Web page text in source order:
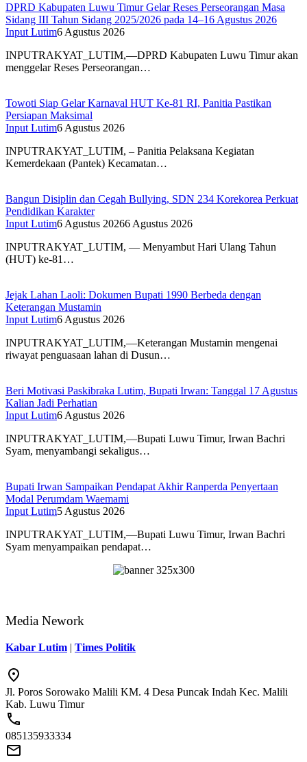
DPRD Kabupaten Luwu Timur Gelar Reses Perseorangan Masa
Sidang III Tahun Sidang 2025/2026 pada 14–16 Agustus 2026
Input Lutim6 Agustus 2026
INPUTRAKYAT_LUTIM,—DPRD Kabupaten Luwu Timur akan
menggelar Reses Perseorangan…
Towoti Siap Gelar Karnaval HUT Ke-81 RI, Panitia Pastikan
Persiapan Maksimal
Input Lutim6 Agustus 2026
INPUTRAKYAT_LUTIM, – Panitia Pelaksana Kegiatan
Kemerdekaan (Pantek) Kecamatan…
Bangun Disiplin dan Cegah Bullying, SDN 234 Korekorea Perkuat
Pendidikan Karakter
Input Lutim6 Agustus 20266 Agustus 2026
INPUTRAKYAT_LUTIM, — Menyambut Hari Ulang Tahun
(HUT) ke-81…
Jejak Lahan Laoli: Dokumen Bupati 1990 Berbeda dengan
Keterangan Mustamin
Input Lutim6 Agustus 2026
INPUTRAKYAT_LUTIM,—Keterangan Mustamin mengenai
riwayat penguasaan lahan di Dusun…
Beri Motivasi Paskibraka Lutim, Bupati Irwan: Tanggal 17 Agustus
Kalian Jadi Perhatian
Input Lutim6 Agustus 2026
INPUTRAKYAT_LUTIM,—Bupati Luwu Timur, Irwan Bachri
Syam, menyambangi sekaligus…
Bupati Irwan Sampaikan Pendapat Akhir Ranperda Penyertaan
Modal Perumdam Waemami
Input Lutim5 Agustus 2026
INPUTRAKYAT_LUTIM,—Bupati Luwu Timur, Irwan Bachri
Syam menyampaikan pendapat…
Media Nework
Kabar Lutim | Times Politik
Jl. Poros Sorowako Malili KM. 4 Desa Puncak Indah Kec. Malili
Kab. Luwu Timur
085135933334